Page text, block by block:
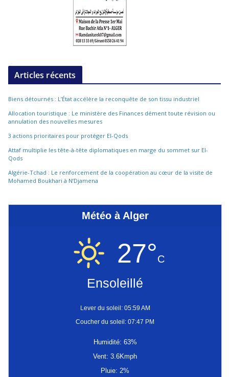
Articles récents
Biens détournés : L’État accélère la reconquête de son tissu industriel
Allocation touristique : Le ministère des Finances dément toute révision ou
annulation des nouvelles mesures
3 actions prioritaires pour protéger El-Qods
Attaf multiplie les tête-à-tête diplomatiques en marge du sommet sur El-
Qods
Algérie-Tchad : Le renforcement de la coopération au cœur de la visite de
Mohamed Boukhari à N’Djamena
Météo à Alger
27°C
Ensoleillé
Lever du soleil: 05:59 AM
Coucher du soleil: 07:47 PM
Humidité: 63%
Vent: 3.6Kmph
Pluie: 2%